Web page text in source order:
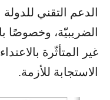
الدعم التقني للدولة
الضريبيّة، وخصوصًا
غير المتأثّرة
الاستجابة للأزمة.